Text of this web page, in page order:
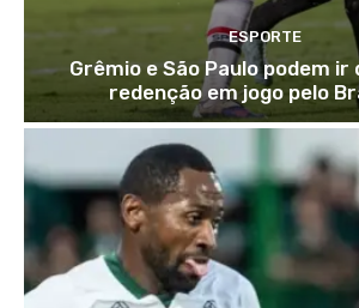
ESPORTE
Grêmio e São Paulo podem ir
redenção em jogo pelo